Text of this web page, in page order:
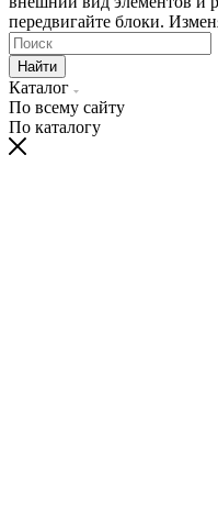
передвигайте блоки.
Найти
Каталог
По всему сайту
По каталогу